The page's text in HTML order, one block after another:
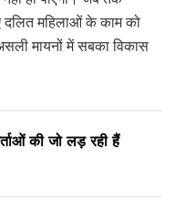
दलित महिलाओं के काम को
मायनों में सबका विकास
की जो लड़ रही हैं